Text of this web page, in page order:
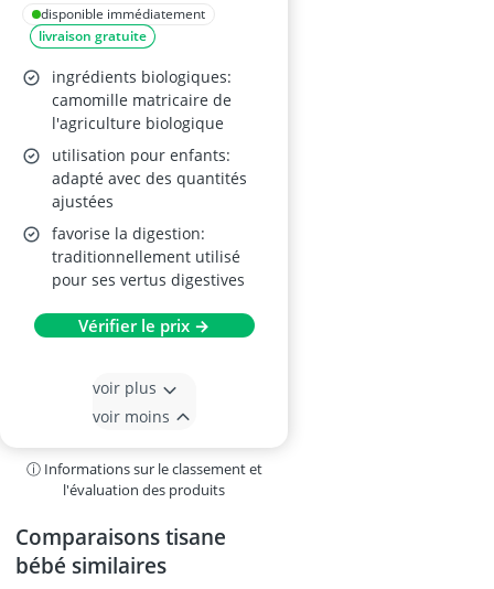
disponible immédiatement
livraison gratuite
ingrédients biologiques:
camomille matricaire de
l'agriculture biologique
utilisation pour enfants:
adapté avec des quantités
ajustées
favorise la digestion:
traditionnellement utilisé
pour ses vertus digestives
Vérifier le prix →
voir plus
voir moins
ⓘ Informations sur le classement et
l'évaluation des produits
Comparaisons tisane
bébé similaires